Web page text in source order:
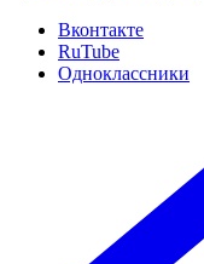
Вконтакте
RuTube
Одноклассники